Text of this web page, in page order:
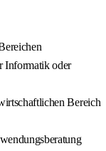
Informatik oder
Bereich